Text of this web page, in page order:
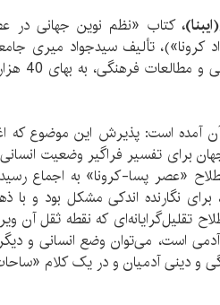
کتاب «نظم نوین جهانی در
کرونا»)، تألیف سیدجواد میری
هیئت علمی
آمده است: پذیرش این موضوع که
جهان برای تفسیر فراگیر وضعیت
«عصر پسا-کرونا» به اجماع
برای نگارنده اندکی مشکل بود و
تقلیل‌گرایانه‌ای که نقطه ثقل آن
است، می‌توان وضع انسانی و
و دینی آدمیان و در یک کلام